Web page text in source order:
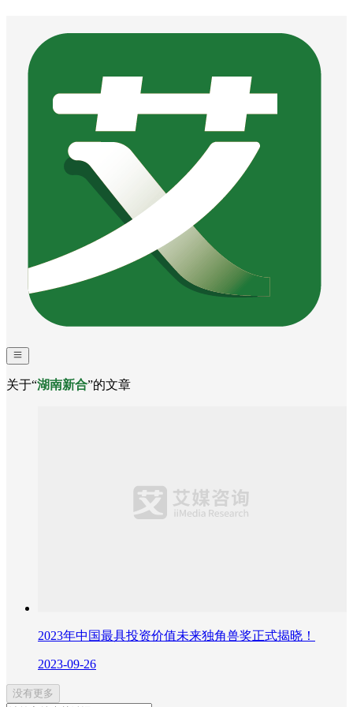
关于“湖南新合”的文章
2023年中国最具投资价值未来独角兽奖正式揭晓！
2023-09-26
没有更多